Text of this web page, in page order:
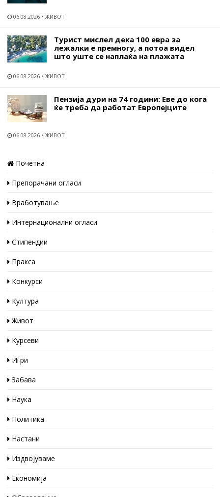
06.08.2026 ЖИВОТ
Турист мислел дека 100 евра за
лежалки е премногу, а потоа видел
што уште се наплаќа на плажата
06.08.2026 ЖИВОТ
Пензија дури на 74 години: Еве до кога
ќе треба да работат Европејците
06.08.2026 ЖИВОТ
Почетна
Препорачани огласи
Вработување
Интернационални огласи
Стипендии
Пракса
Конкурси
Култура
Живот
Курсеви
Игри
Забава
Наука
Политика
Настани
Издвојуваме
Економија